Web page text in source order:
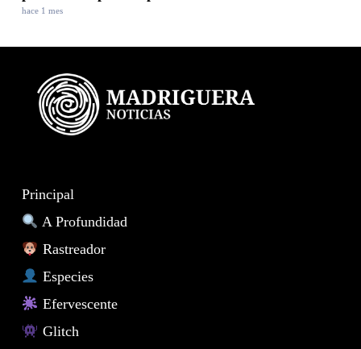
hace 1 mes
Principal
A Profundidad
Rastreador
Especies
Efervescente
Glitch